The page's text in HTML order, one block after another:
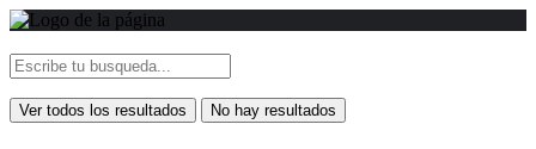
Ver todos los resultados No hay resultados